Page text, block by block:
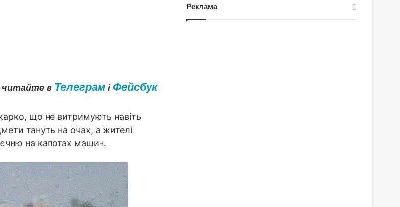
читайте в Телеграмі Фейсбук
що не витримують навіть
тануть на очах, а жителі
на капотах машин.
Реклама